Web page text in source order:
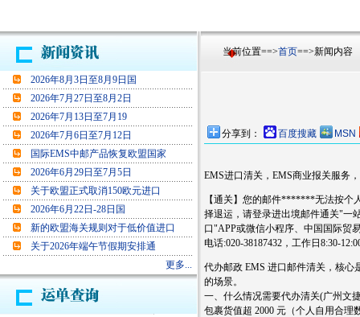
2026年8月3日至8月9日国
2026年7月27日至8月2日
2026年7月13日至7月19
2026年7月6日至7月12日
国际EMS中邮产品恢复欧盟国家
2026年6月29日至7月5日
关于欧盟正式取消150欧元进口
2026年6月22日-28日国
新的欧盟海关规则对于低价值进口
关于2026年端午节假期安排通
更多...
当前位置==>首页==>新闻内容
分享到： 百度搜藏 MSN
EMS进口清关，EMS商业报关服务
【通关】您的邮件*******无法按个
择退运，请登录进出境邮件通关"一
口"APP或微信小程序、中国国际贸
电话:020-38187432，工作日8:30-
代办邮政 EMS 进口邮件清关，核
的场景。
一、什么情况需要代办清关(广州文
包裹货值超 2000 元（个人自用合理